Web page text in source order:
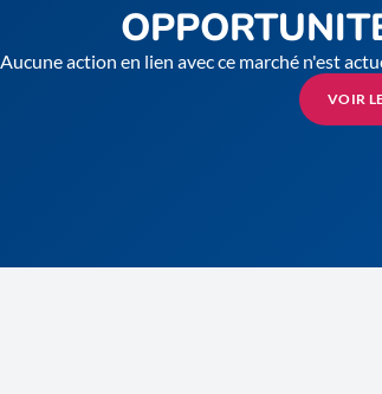
Aucune action en lien avec ce marché n'est
VOIR